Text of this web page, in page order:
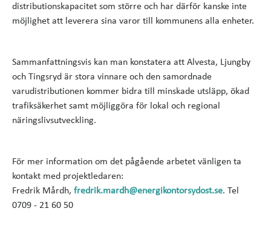
distributionskapacitet som större och har därför kanske inte
möjlighet att leverera sina varor till kommunens alla enheter.
Sammanfattningsvis kan man konstatera att Alvesta, Ljungby
och Tingsryd är stora vinnare och den samordnade
varudistributionen kommer bidra till minskade utsläpp, ökad
trafiksäkerhet samt möjliggöra för lokal och regional
näringslivsutveckling.
För mer information om det pågående arbetet vänligen ta
kontakt med projektledaren:
Fredrik Mårdh, fredrik.mardh@energikontorsydost.se. Tel
0709 - 21 60 50